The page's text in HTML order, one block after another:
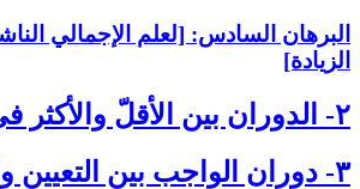
البرهان السادس: [لعلم الإجمالي
الزيادة]
۲- الدوران بين الأقلّ والأكثر في الشرائط
۳- دوران الواجب بين التعيين والتخيير العقلي‏